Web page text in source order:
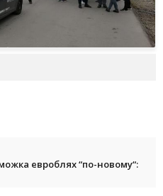
евроблях “по-новому“: